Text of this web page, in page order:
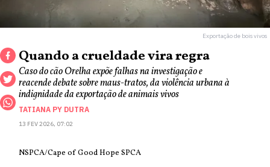
Exportação de bois vivos
Quando a crueldade vira regra
Caso do cão Orelha expõe falhas na investigação e
reacende debate sobre maus-tratos, da violência urbana à
indignidade da exportação de animais vivos
TATIANA PY DUTRA
13 FEV 2026, 07:02
NSPCA/Cape of Good Hope SPCA